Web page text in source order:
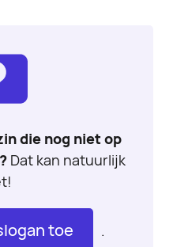
die nog niet op
Dat kan natuurlijk
toe .